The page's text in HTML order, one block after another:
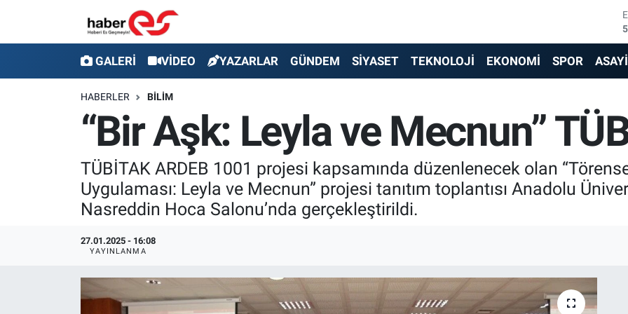
GALERİ VİDEO YAZARLAR GÜNDEM SİYASET TEKNOLOJİ EKONOMİ SPOR
HABERLER BİLİM
“Bir Aşk: Leyla ve Mecnun”
TÜBİTAK ARDEB 1001 projesi kapsamında düzenlenecek olan
Uygulaması: Leyla ve Mecnun” projesi tanıtım toplantısı Anadolu
Nasreddin Hoca Salonu’nda gerçekleştirildi.
27.01.2025 - 16:08
YAYINLANMA
YAZARLAR
GÜNDEM
SİYASET
Eskişehir Nöbetçi Eczaneler
Eskişehir Hava Durumu
Eskişehir Trafik Yoğunluk Haritası
Süper Lig Puan Durumu ve Fikstür
Tüm Manşetler